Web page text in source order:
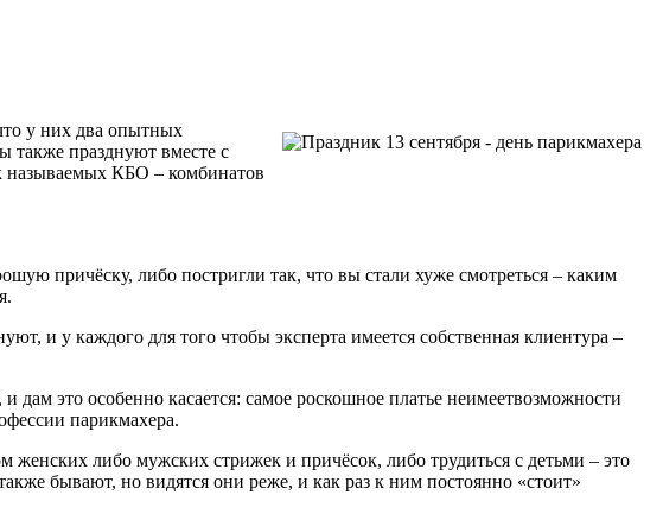
у них два опытных
также празднуют вместе с
называемых КБО – комбинатов
причёску, либо постригли так, что вы стали хуже смотреться – каким
и у каждого для того чтобы эксперта имеется собственная клиентура –
дам это особенно касается: самое роскошное платье неимеетвозможности
парикмахера.
либо мужских стрижек и причёсок, либо трудиться с детьми – это
бывают, но видятся они реже, и как раз к ним постоянно «стоит»